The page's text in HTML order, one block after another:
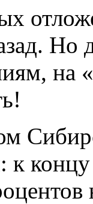
Но
на
к